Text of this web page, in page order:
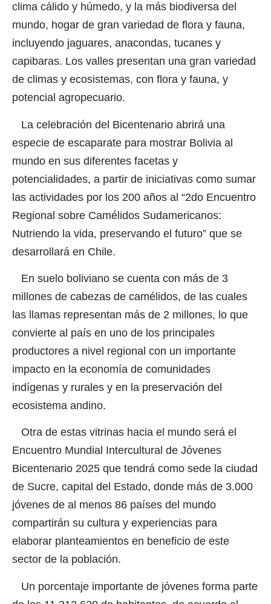
clima cálido y húmedo, y la más biodiversa del
mundo, hogar de gran variedad de flora y fauna,
incluyendo jaguares, anacondas, tucanes y
capibaras. Los valles presentan una gran variedad
de climas y ecosistemas, con flora y fauna, y
potencial agropecuario.
La celebración del Bicentenario abrirá una
especie de escaparate para mostrar Bolivia al
mundo en sus diferentes facetas y
potencialidades, a partir de iniciativas como sumar
las actividades por los 200 años al “2do Encuentro
Regional sobre Camélidos Sudamericanos:
Nutriendo la vida, preservando el futuro” que se
desarrollará en Chile.
En suelo boliviano se cuenta con más de 3
millones de cabezas de camélidos, de las cuales
las llamas representan más de 2 millones, lo que
convierte al país en uno de los principales
productores a nivel regional con un importante
impacto en la economía de comunidades
indígenas y rurales y en la preservación del
ecosistema andino.
Otra de estas vitrinas hacia el mundo será el
Encuentro Mundial Intercultural de Jóvenes
Bicentenario 2025 que tendrá como sede la ciudad
de Sucre, capital del Estado, donde más de 3.000
jóvenes de al menos 86 países del mundo
compartirán su cultura y experiencias para
elaborar planteamientos en beneficio de este
sector de la población.
Un porcentaje importante de jóvenes forma parte